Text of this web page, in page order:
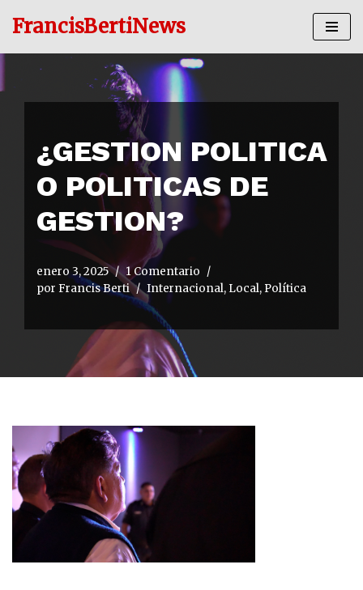
FrancisBertiNews
¿GESTION POLITICA
O POLITICAS DE
GESTION?
enero 3, 2025
1 Comentario
por Francis Berti Internacional, Local, Política